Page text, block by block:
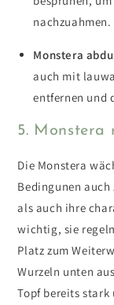
nachzuahmen.
Monstera
auch mit
entfernen und
5. Monstera
Die Monstera
Bedingunen auch
als auch ihre
wichtig, sie
Platz zum
Wurzeln unten
Topf bereits